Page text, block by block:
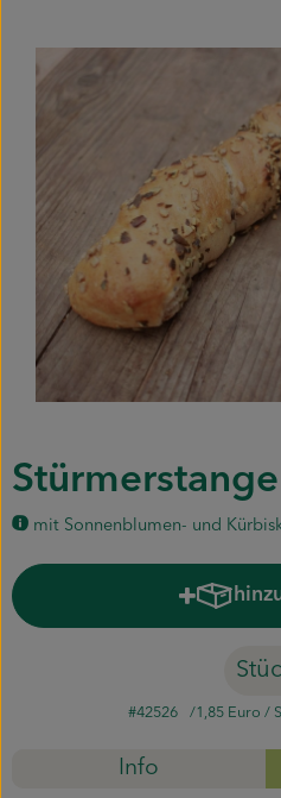
Obst & Gemüse
Piluweri im Glas
Blumensträuße
Naturkost
Kühltheke
Backwaren
Gemüsekiste
Gärtnerei
Genossenschaft
Stürmerstange
mit Sonnenblumen- und
#42526 1,85 Euro /
Info